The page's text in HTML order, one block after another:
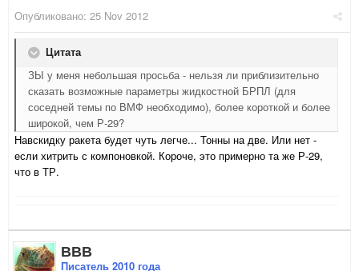
Опубликовано: 25 Nov 2012
Цитата
ЗЫ у меня небольшая просьба - нельзя ли приблизительно
сказать возможные параметры жидкостной БРПЛ (для
соседней темы по ВМФ необходимо), более короткой и более
широкой, чем Р-29?
Навскидку ракета будет чуть легче... Тонны на две. Или нет -
если хитрить с компоновкой. Короче, это примерно та же Р-29,
что в ТР.
ВВВ
Писатель 2010 года